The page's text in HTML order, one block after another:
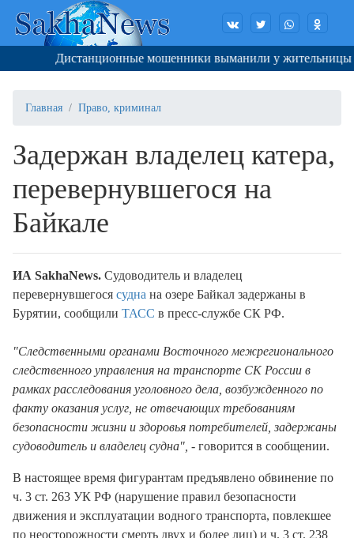
Дистанционные мошенники выманили у жительницы
Главная Право, криминал
Задержан владелец катера,
перевернувшегося на
Байкале
ИА SakhaNews. Судоводитель и владелец
перевернувшегося судна на озере Байкал задержаны в
Бурятии, сообщили ТАСС в пресс-службе СК РФ.
"Следственными органами Восточного межрегионального
следственного управления на транспорте СК России в
рамках расследования уголовного дела, возбужденного по
факту оказания услуг, не отвечающих требованиям
безопасности жизни и здоровья потребителей, задержаны
судоводитель и владелец судна", - говорится в сообщении.
В настоящее время фигурантам предъявлено обвинение по
ч. 3 ст. 263 УК РФ (нарушение правил безопасности
движения и эксплуатации водного транспорта, повлекшее
по неосторожности смерть двух и более лиц) и ч. 3 ст. 238